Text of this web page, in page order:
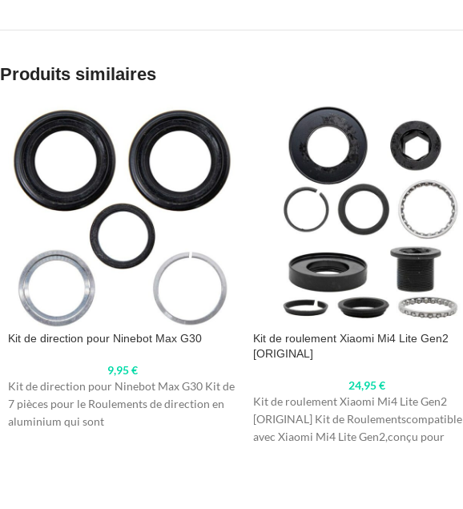
Produits similaires
Kit de direction pour Ninebot Max G30
9,95€
Kit de direction pour Ninebot Max G30 Kit de
7 pièces pour le Roulements de direction en
aluminium qui sont
Kit de roulement Xiaomi Mi4 Lite Gen2
[ORIGINAL]
24,95€
Kit de roulement Xiaomi Mi4 Lite Gen2
[ORIGINAL] Kit de Roulementscompatible
avec Xiaomi Mi4 Lite Gen2,conçu pour